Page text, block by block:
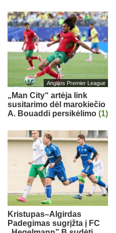
Anglijos Premier League
„Man City“ artėja link
susitarimo dėl marokiečio
A. Bouaddi persikėlimo (1)
Kristupas–Algirdas
Padegimas sugrįžta į FC